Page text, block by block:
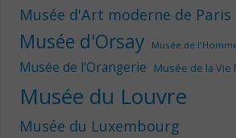
Musée d'Art moderne de Paris
Musée d'Orsay Musée de
Musée de l'Orangerie Musée de la Vie
Musée du Louvre
Musée du Luxembourg